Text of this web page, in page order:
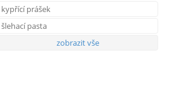
kypřící prášek
šlehací pasta
zobrazit vše